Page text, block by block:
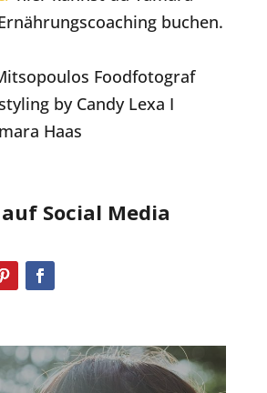
buchen.
Foodfotograf
by Candy Lexa I
Haas
Social Media